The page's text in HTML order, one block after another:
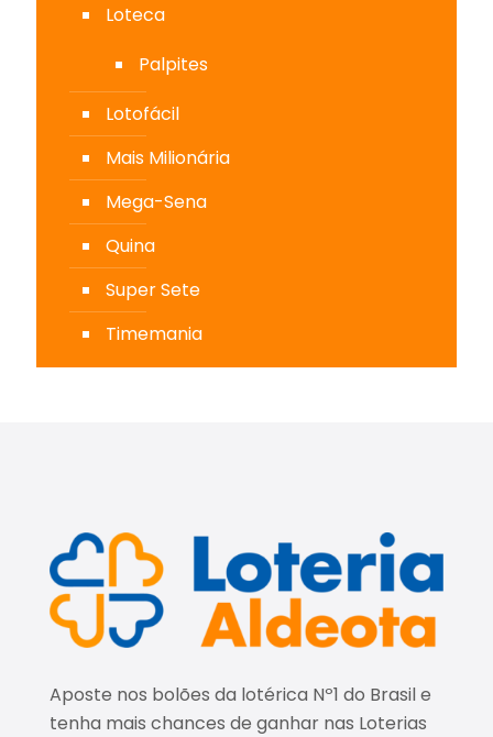
Loteca
Palpites
Lotofácil
Mais Milionária
Mega-Sena
Quina
Super Sete
Timemania
Aposte nos bolões da lotérica Nº1 do Brasil e
tenha mais chances de ganhar nas Loterias